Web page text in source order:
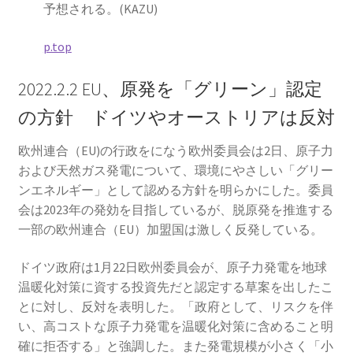
予想される。(KAZU)
p.top
2022.2.2 EU、原発を「グリーン」認定
の方針 ドイツやオーストリアは反対
欧州連合（EU)の行政をになう欧州委員会は2日、原子力
および天然ガス発電について、環境にやさしい「グリー
ンエネルギー」として認める方針を明らかにした。委員
会は2023年の発効を目指しているが、脱原発を推進する
一部の欧州連合（EU）加盟国は激しく反発している。
ドイツ政府は1月22日欧州委員会が、原子力発電を地球
温暖化対策に資する投資先だと認定する草案を出したこ
とに対し、反対を表明した。「政府として、リスクを伴
い、高コストな原子力発電を温暖化対策に含めること明
確に拒否する」と強調した。また発電規模が小さく「小